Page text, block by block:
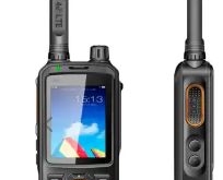
Previous